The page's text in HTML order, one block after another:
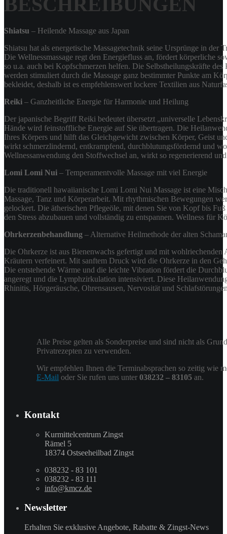
Shiatsu – Heilende Massage aus Japan
Shiatsu hat als energetische Massagetechnik seine Ursprünge in der
Die Wellnessmassage regt den Energiefluss an, fördert körperliche
so u.a. auch bei Kopfschmerzen helfen. Die Selbstheilungskräfte
werden stimuliert durch die Massage ganz bestimmter Punkte am
bekleidet, deshalb ist es empfehlenswert lockere Textilien aus
Reiki – Ganzheitliche Energie für Harmonie und Heilung
Der japanische Begriff Reiki bedeutet übersetzt „universelle
Hände wird feinstoffliche Energie auf Sie übertragen. Die
Ihres Körpers und hilft das Gleichgewicht zwischen Körper, Geist
wirkt schmerzlindernd, entkrampfend, durchblutungsfördernd und
Wellnessanwendung den Stoffwechsel an, wirkt so regenerierend
Lomi Lomi Nui – Temperamentvolle Massage mit viel Energie
Die traditionell hawaiianische Lomi Lomi Nui Massage ist eine
Massage, Tanz und Körperarbeit. Mit rhythmischen Bewegungen
gelockert. Die ätherischen Pflegeöle, mit denen Sie von Kopf bis
den Stress abzubauen und vollständig zu entspannen. Wellness für
Ohrkerzenbehandlung – Alternative Heilmethode der alten
Die Ohrkerze ist aus Bienenwachs gefertigt und mit wohlriechenden
Kräutern verfeinert. Mit sanftem Druck wird die Ohrkerze in den
Die entstehende Wärme und die leichte Vibration fördert die
angeregt und die Lymphzirkulation intensiviert. Diese
Rhinitis, Hörgeräusche, Ohrensausen, Nervosität und
Alle Preise gelten als Sonderpreise und sind nicht als
Privatrezepten zu verwenden.
Wir empfehlen Ihnen die Terminabsprachen so zeitig wie
E-Mail oder Sie rufen uns unter 038232 – 83105 an.
Kontakt
Kurmittelcentrum Zingst
Rämel 5
18374 Ostseeheilbad Zingst
038232 - 83 101
038232 - 83 111
info@kmcz.de
Newsletter
Erhalten Sie exklusive Angebote, Rabatte & Zingst-News